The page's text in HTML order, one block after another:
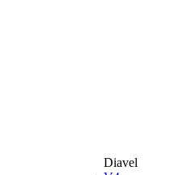
Diavel